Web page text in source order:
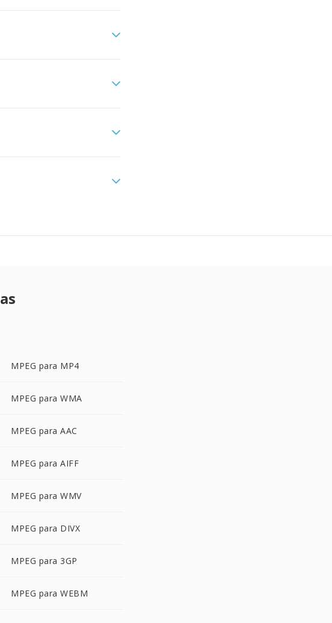
MPEG para MP4
MPEG para WMA
MPEG para AAC
MPEG para AIFF
MPEG para WMV
MPEG para DIVX
MPEG para 3GP
MPEG para WEBM